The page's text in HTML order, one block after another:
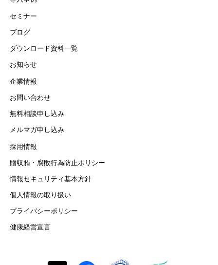
セミナー
ブログ
ダウンロード資料一覧
お知らせ
企業情報
お問い合わせ
無料相談申し込み
メルマガ申し込み
採用情報
贈収賄・腐敗行為防止ポリシー
情報セキュリティ基本方針
個人情報の取り扱い
プライバシーポリシー
健康経営宣言